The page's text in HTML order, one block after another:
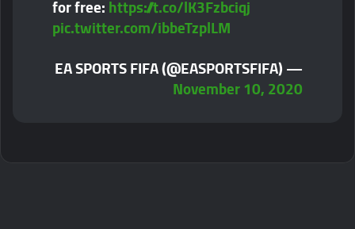
for free:https://t.co/lK3Fzbciqj
pic.twitter.com/ibbeTzplLM
— EA SPORTS FIFA (@EASPORTSFIFA)
November 10, 2020